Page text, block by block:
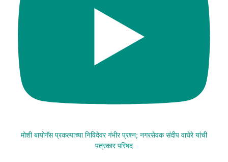
मोशी बायोगॅस प्रकल्पाच्या निविदेवर गंभीर प्रश्न; नगरसेवक संदीप वाघेरे यांची
पत्रकार परिषद